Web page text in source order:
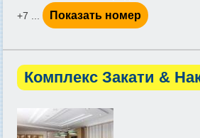
+7 ...
Показать номер
Комплекс Закати &